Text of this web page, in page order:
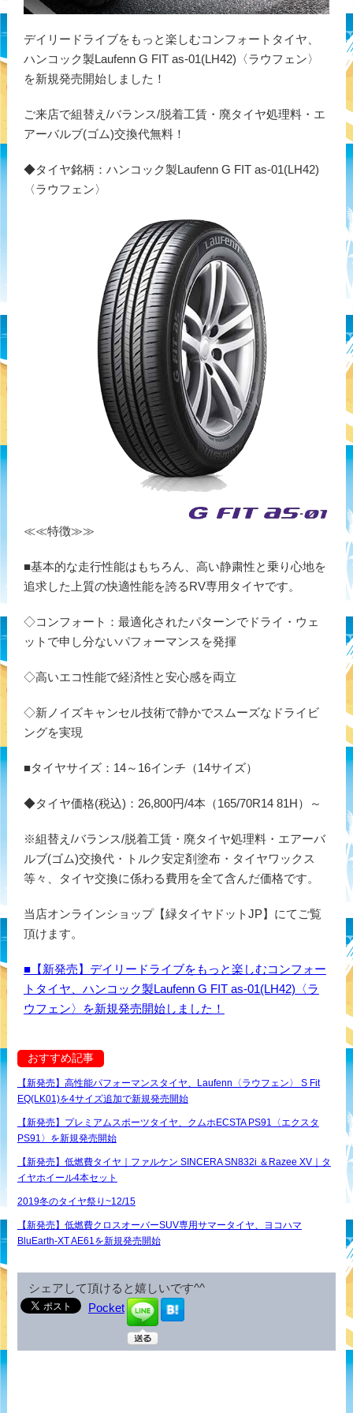
デイリードライブをもっと楽しむコンフォートタイヤ、
ハンコック製Laufenn G FIT as-01(LH42)〈ラウフェン〉
を新規発売開始しました！
ご来店で組替え/バランス/脱着工賃・廃タイヤ処理料・エ
アーバルブ(ゴム)交換代無料！
◆タイヤ銘柄：ハンコック製Laufenn G FIT as-01(LH42)
〈ラウフェン〉
≪≪特徴≫≫
■基本的な走行性能はもちろん、高い静粛性と乗り心地を
追求した上質の快適性能を誇るRV専用タイヤです。
◇コンフォート：最適化されたパターンでドライ・ウェ
ットで申し分ないパフォーマンスを発揮
◇高いエコ性能で経済性と安心感を両立
◇新ノイズキャンセル技術で静かでスムーズなドライビ
ングを実現
■タイヤサイズ：14～16インチ（14サイズ）
◆タイヤ価格(税込)：26,800円/4本（165/70R14 81H）～
※組替え/バランス/脱着工賃・廃タイヤ処理料・エアーバ
ルブ(ゴム)交換代・トルク安定剤塗布・タイヤワックス
等々、タイヤ交換に係わる費用を全て含んだ価格です。
当店オンラインショップ【緑タイヤドットJP】にてご覧
頂けます。
■【新発売】デイリードライブをもっと楽しむコンフォー
トタイヤ、ハンコック製Laufenn G FIT as-01(LH42)〈ラ
ウフェン〉を新規発売開始しました！
おすすめ記事
【新発売】高性能パフォーマンスタイヤ、Laufenn〈ラウフェン〉 S Fit
EQ(LK01)を4サイズ追加で新規発売開始
【新発売】プレミアムスポーツタイヤ、クムホECSTA PS91〈エクスタ
PS91〉を新規発売開始
【新発売】低燃費タイヤ｜ファルケン SINCERA SN832i ＆Razee XV｜タ
イヤホイール4本セット
2019冬のタイヤ祭り~12/15
【新発売】低燃費クロスオーバーSUV専用サマータイヤ、ヨコハマ
BluEarth-XT AE61を新規発売開始
シェアして頂けると嬉しいです^^
Pocket